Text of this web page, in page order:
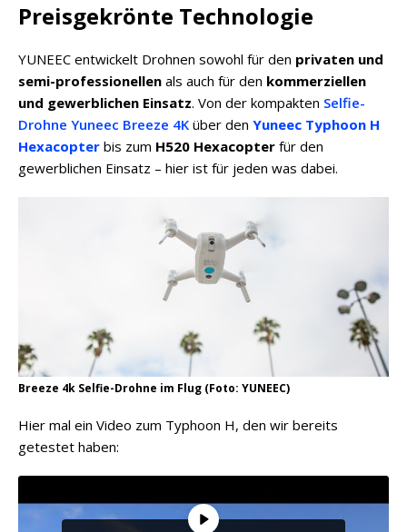
Preisgekrönte Technologie
YUNEEC entwickelt Drohnen sowohl für den privaten und
semi-professionellen als auch für den kommerziellen
und gewerblichen Einsatz. Von der kompakten Selfie-
Drohne Yuneec Breeze 4K über den Yuneec Typhoon H
Hexacopter bis zum H520 Hexacopter für den
gewerblichen Einsatz – hier ist für jeden was dabei.
Breeze 4k Selfie-Drohne im Flug (Foto: YUNEEC)
Hier mal ein Video zum Typhoon H, den wir bereits
getestet haben: